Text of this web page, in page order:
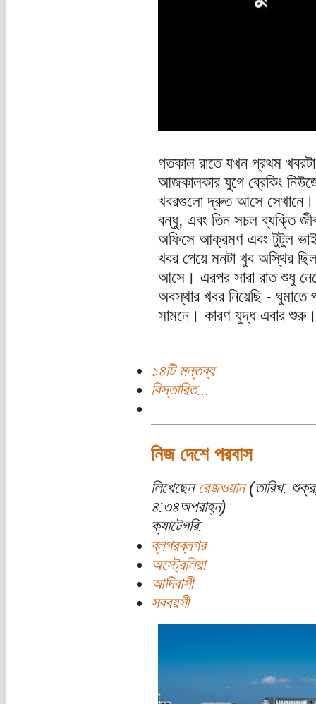
গতকাল রাতে যখন প্রথম
আজকালকার যুগে ব্রেকিং
খবরগুলো দ্রুত আসে
বন্ধু, এবং তিন সচল ব্যক্তি
অফিসে আক্রমণ এবং টুটুল ভাই,
খবর পেয়ে মনটা খুব অস্থির
আসে। এরপর সারা রাত শুধু
অবস্থার খবর নিয়েছি - ঘুমাতে
সামনে। কারণ যুদ্ধ এবার
১৪টি মন্তব্য
বিস্তারিত...
নিজ দেশে পরবাস
লিখেছেন রেজওয়ান(তারিখ:
৪:৩৪অপরাহ্ন)
ক্যাটেগরি:
ব্লগরব্লগর
অস্ট্রেলিয়া
আদিবাসী
সববয়সী